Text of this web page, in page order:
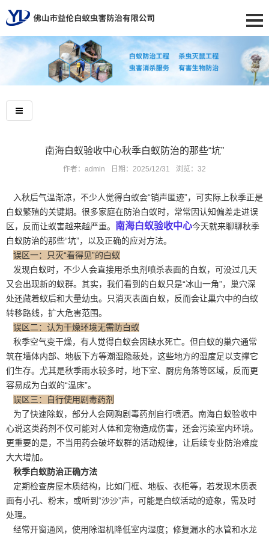
南海白蚁验收中心秋季白蚁防治的那些“坑”
作者：admin 日期：2025/12/31 浏览： 32
入秋后气温渐凉，不少人觉得白蚁会“销声匿迹”，可实际上秋季正是
白蚁繁殖的关键期。很多家庭在防治白蚁时，常常因认知偏差走进误
区，反而让蚁害越来越严重。 南海白蚁验收中心今天就来聊聊秋季
白蚁防治的那些“坑”，以及正确的应对方法。
误区一：只灭“看得见”的白蚁
发现白蚁时，不少人会直接用杀虫剂喷杀表面的白蚁，可没过几天
又会出现新的蚁群。其实，我们看到的白蚁只是“冰山一角”，巢穴深
处还藏着蚁后和大量幼虫。只消灭表面白蚁，反而会让巢穴中的白蚁
转移路线，扩大危害范围。
误区二：认为干燥环境无需防白蚁
秋季空气变干燥，有人觉得白蚁会因缺水死亡。但白蚁的巢穴通常
筑在墙体内部、地板下方等潮湿隐蔽处，这些地方的湿度足以支撑它
们生存。尤其是秋季雨水较多时，地下室、厨房角落等区域，反而更
容易成为白蚁的“温床”。
误区三：自行使用剧毒药剂
为了快速除蚁，部分人会网购剧毒药剂自行喷洒。南海白蚁验收中
心说这类药剂不仅可能对人体和宠物造成伤害，还会污染室内环境。
更重要的是，不当用药会破坏蚁群的活动规律，让后续专业防治难度
大大增加。
秋季白蚁防治正确方法
定期检查房屋木质结构，比如门框、地板、衣柜等，若发现木质表
面有小孔、粉末，或听到“沙沙”声，可能是白蚁活动的迹象，需及时
处理。
经常开窗通风，使用除湿机降低室内湿度； 修复漏水的水管和水龙